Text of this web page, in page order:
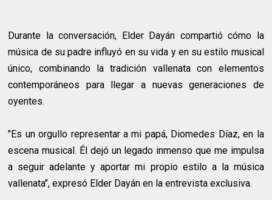
Durante la conversación, Elder Dayán compartió cómo la
música de su padre influyó en su vida y en su estilo musical
único, combinando la tradición vallenata con elementos
contemporáneos para llegar a nuevas generaciones de
oyentes.
"Es un orgullo representar a mi papá, Diomedes Díaz, en la
escena musical. Él dejó un legado inmenso que me impulsa
a seguir adelante y aportar mi propio estilo a la música
vallenata", expresó Elder Dayán en la entrevista exclusiva.